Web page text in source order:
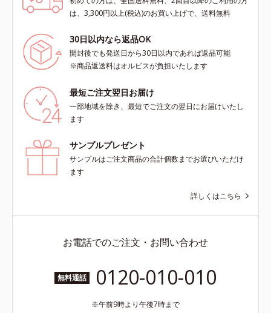
は、3,300円以上(税込)のお買い上げで、送料無料
30日以内なら返品OK
開封後でも発送日から30日以内であれば返品可能
※商品返送料はオルビスが負担いたします
最短ご注文翌日お届け
一部地域を除き、最短でご注文の翌日にお届けいたし
ます
サンプルプレゼント
サンプルはご注文商品の合計個数までお選びいただけ
ます
詳しくはこちら
お電話でのご注文・お問い合わせ
無料通話 0120-010-010
午前9時より午後7時まで